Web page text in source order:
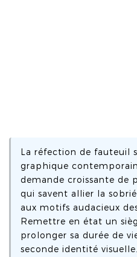
La réfection de fauteuil
graphique
demande croissante de
qui savent allier la
aux motifs audacieux
Remettre en état un
prolonger sa durée de
seconde identité visuelle.